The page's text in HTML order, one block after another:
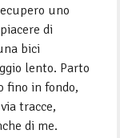
uno
di
bici
lento. Parto
fino in fondo,
tracce,
di me.